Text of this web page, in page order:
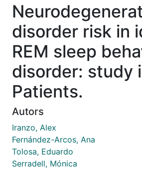
disorder risk in
REM sleep
disorder: study
Patients.
Autors
Iranzo, Alex
Fernández-Arcos, Ana
Tolosa, Eduardo
Serradell, Mónica